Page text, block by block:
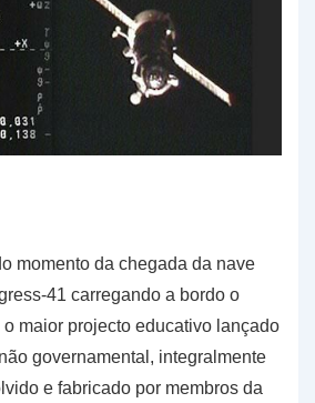
momento da chegada da nave
41 carregando a bordo o
maior projecto educativo lançado
governamental, integralmente
e fabricado por membros da